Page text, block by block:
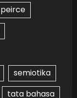
peirce
semiotika
tata bahasa